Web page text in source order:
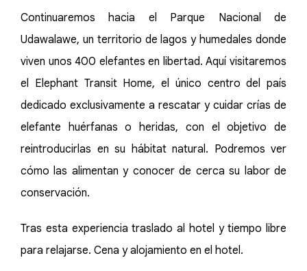
Continuaremos hacia el Parque Nacional de
Udawalawe, un territorio de lagos y humedales donde
viven unos 400 elefantes en libertad. Aquí visitaremos
el Elephant Transit Home, el único centro del país
dedicado exclusivamente a rescatar y cuidar crías de
elefante huérfanas o heridas, con el objetivo de
reintroducirlas en su hábitat natural. Podremos ver
cómo las alimentan y conocer de cerca su labor de
conservación.
Tras esta experiencia traslado al hotel y tiempo libre
para relajarse. Cena y alojamiento en el hotel.